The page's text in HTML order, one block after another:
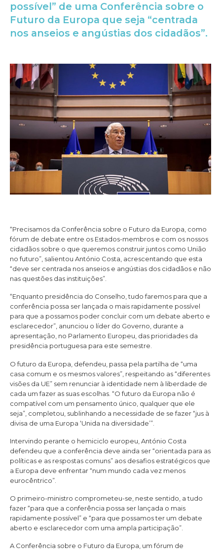
possível” de uma Conferência sobre o
Futuro da Europa que seja “centrada
nos anseios e angústias dos cidadãos”.
“Precisamos da Conferência sobre o Futuro da Europa, como
fórum de debate entre os Estados-membros e com os nossos
cidadãos sobre o que queremos construir juntos como União
no futuro”, salientou António Costa, acrescentando que esta
“deve ser centrada nos anseios e angústias dos cidadãos e não
nas questões das instituições”.
“Enquanto presidência do Conselho, tudo faremos para que a
conferência possa ser lançada o mais rapidamente possível
para que a possamos poder concluir com um debate aberto e
esclarecedor”, anunciou o líder do Governo, durante a
apresentação, no Parlamento Europeu, das prioridades da
presidência portuguesa para este semestre.
O futuro da Europa, defendeu, passa pela partilha de “uma
casa comum e os mesmos valores”, respeitando as “diferentes
visões da UE” sem renunciar à identidade nem à liberdade de
cada um fazer as suas escolhas. “O futuro da Europa não é
compatível com um pensamento único, qualquer que ele
seja”, completou, sublinhando a necessidade de se fazer “jus à
divisa de uma Europa ‘Unida na diversidade’”.
Intervindo perante o hemiciclo europeu, António Costa
defendeu que a conferência deve ainda ser “orientada para as
políticas e as respostas comuns” aos desafios estratégicos que
a Europa deve enfrentar “num mundo cada vez menos
eurocêntrico”.
O primeiro-ministro comprometeu-se, neste sentido, a tudo
fazer “para que a conferência possa ser lançada o mais
rapidamente possível” e “para que possamos ter um debate
aberto e esclarecedor com uma ampla participação”.
A Conferência sobre o Futuro da Europa, um fórum de